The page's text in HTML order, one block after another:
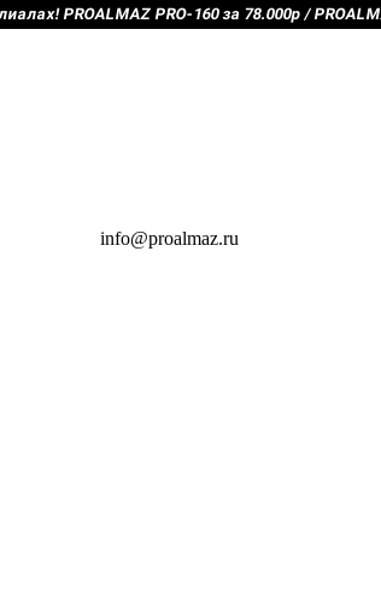
PROALMAZ PRO-160 за 78.000р /
info@proalmaz.ru